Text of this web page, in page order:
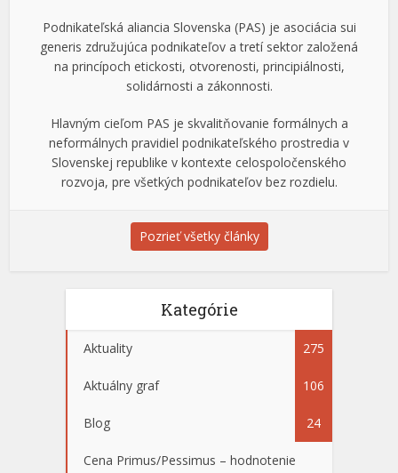
Podnikateľská aliancia Slovenska (PAS) je asociácia sui
generis združujúca podnikateľov a tretí sektor založená
na princípoch etickosti, otvorenosti, principiálnosti,
solidárnosti a zákonnosti.
Hlavným cieľom PAS je skvalitňovanie formálnych a
neformálnych pravidiel podnikateľského prostredia v
Slovenskej republike v kontexte celospoločenského
rozvoja, pre všetkých podnikateľov bez rozdielu.
Pozrieť všetky články
Kategórie
Aktuality 275
Aktuálny graf 106
Blog 24
Cena Primus/Pessimus – hodnotenie